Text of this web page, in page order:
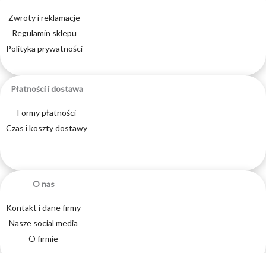
Zwroty i reklamacje
Regulamin sklepu
Polityka prywatności
Płatności i dostawa
Formy płatności
Czas i koszty dostawy
O nas
Kontakt i dane firmy
Nasze social media
O firmie